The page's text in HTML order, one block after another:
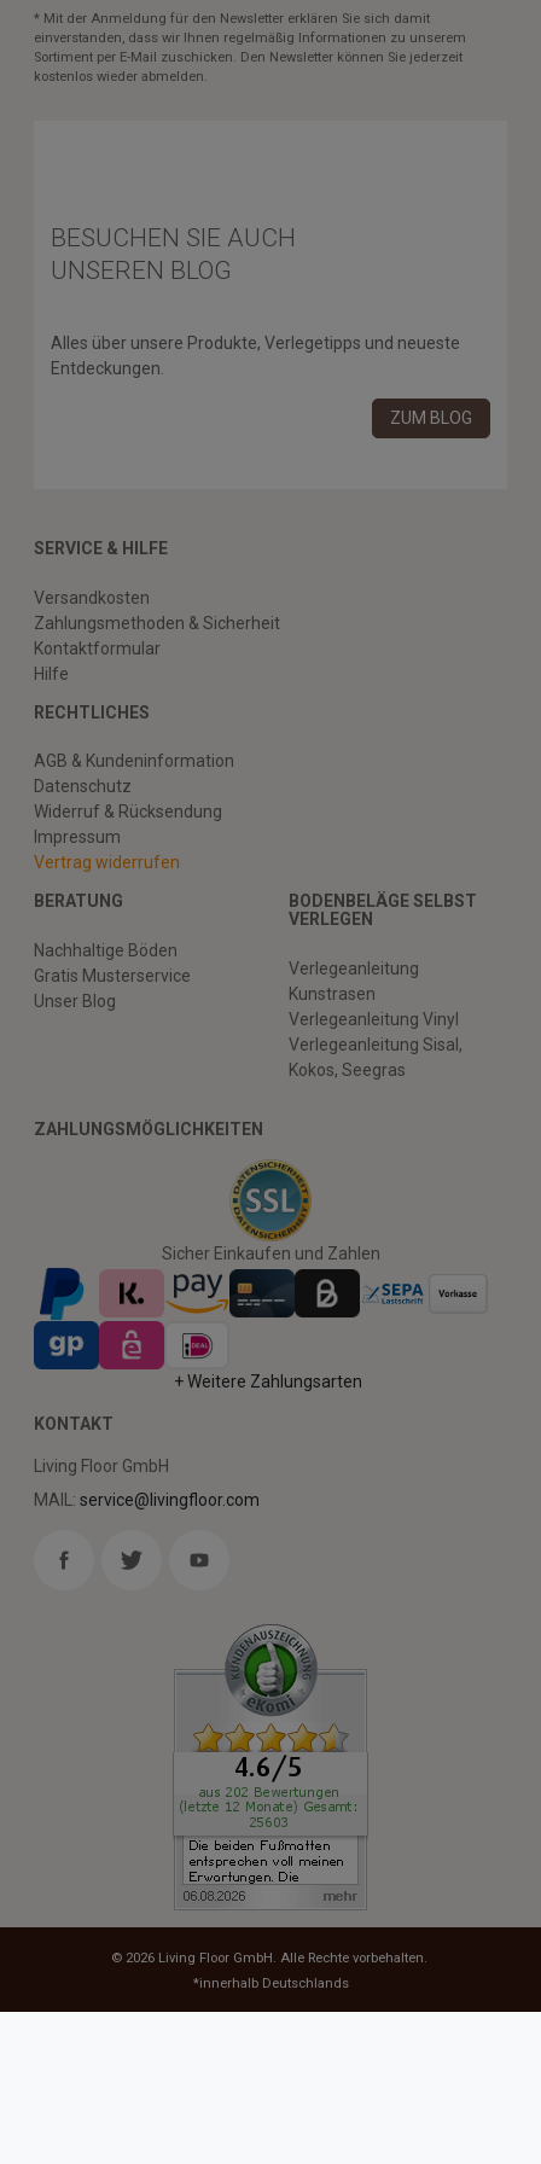
* Mit der Anmeldung für den Newsletter erklären Sie sich damit
einverstanden, dass wir Ihnen regelmäßig Informationen zu unserem
Sortiment per E-Mail zuschicken. Den Newsletter können Sie jederzeit
kostenlos wieder abmelden.
BESUCHEN SIE AUCH
UNSEREN BLOG
Alles über unsere Produkte, Verlegetipps und neueste
Entdeckungen.
ZUM BLOG
SERVICE & HILFE
Versandkosten
Zahlungsmethoden & Sicherheit
Kontaktformular
Hilfe
RECHTLICHES
AGB & Kundeninformation
Datenschutz
Widerruf & Rücksendung
Impressum
Vertrag widerrufen
BERATUNG
Nachhaltige Böden
Gratis Musterservice
Unser Blog
BODENBELÄGE SELBST
VERLEGEN
Verlegeanleitung
Kunstrasen
Verlegeanleitung Vinyl
Verlegeanleitung Sisal,
Kokos, Seegras
ZAHLUNGSMÖGLICHKEITEN
Sicher Einkaufen und Zahlen
+ Weitere Zahlungsarten
KONTAKT
Living Floor GmbH
MAIL: service@livingfloor.com
© 2026 Living Floor GmbH. Alle Rechte vorbehalten.
*innerhalb Deutschlands